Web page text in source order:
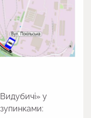
у
зупинками: